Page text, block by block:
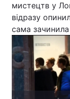
мистецтв у
відразу
сама